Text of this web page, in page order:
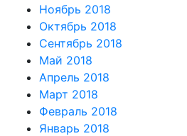
Ноябрь 2018
Октябрь 2018
Сентябрь 2018
Май 2018
Апрель 2018
Март 2018
Февраль 2018
Январь 2018